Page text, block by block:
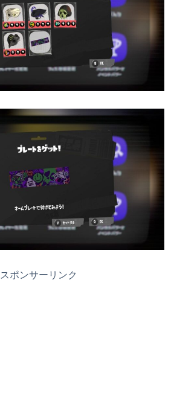
スポンサーリンク